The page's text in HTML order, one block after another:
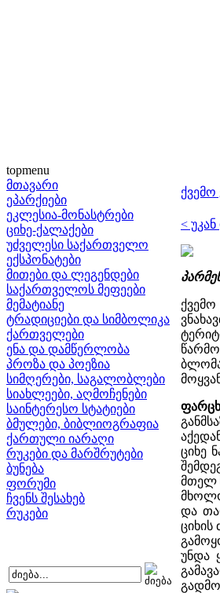
topmenu
მთავარი
ეპარქიები
ეკლესია-მონასტრები
ციხე-ქალაქები
უძველესი საქართველო
ექსპონატები
მითები და ლეგენდები
საქართველოს მეფეები
მემატიანე
ტრადიციები და სიმბოლიკა
ქართველები
ენა და დამწერლობა
პროზა და პოეზია
სიმღერები, საგალობლები
სიახლეები, აღმოჩენები
საინტერესო სტატიები
ბმულები, ბიბლიოგრაფია
ქართული იარაღი
რუკები და მარშრუტები
ბუნება
ფორუმი
ჩვენს შესახებ
რუკები
<
ციხე
მთელ
და
უნდა